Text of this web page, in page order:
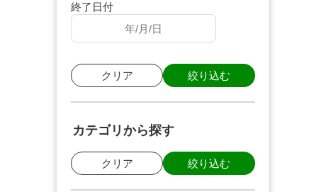
終了日付
クリア 絞り込む
カテゴリから探す
クリア 絞り込む